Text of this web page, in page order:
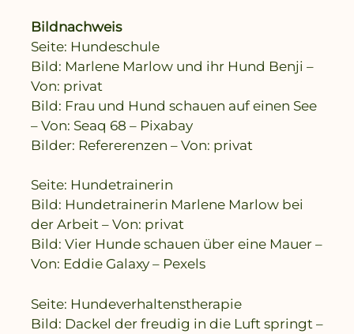
Bildnachweis
Seite: Hundeschule
Bild: Marlene Marlow und ihr Hund Benji –
Von: privat
Bild: Frau und Hund schauen auf einen See
– Von: Seaq 68 – Pixabay
Bilder: Refererenzen – Von: privat
Seite: Hundetrainerin
Bild: Hundetrainerin Marlene Marlow bei
der Arbeit – Von: privat
Bild: Vier Hunde schauen über eine Mauer –
Von: Eddie Galaxy – Pexels
Seite: Hundeverhaltenstherapie
Bild: Dackel der freudig in die Luft springt –